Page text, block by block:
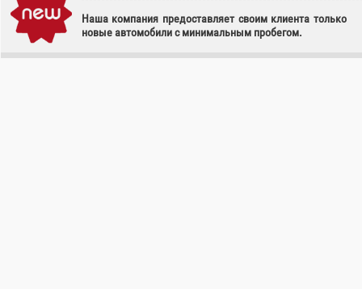
Наша компания предоставляет своим клиента только
новые автомобили с минимальным пробегом.